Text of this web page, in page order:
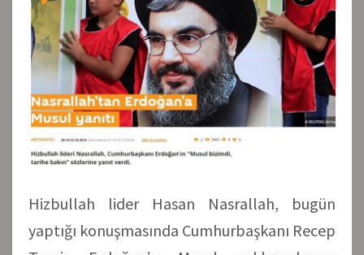
Hizbullah lider Hasan Nasrallah, bugün
yaptığı konuşmasında Cumhurbaşkanı Recep